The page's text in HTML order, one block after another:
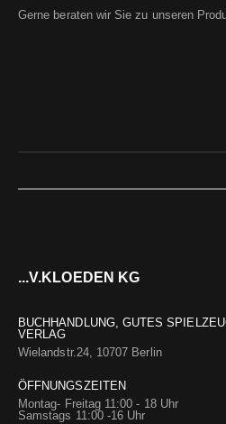
Gerne beraten wir Sie zu unseren
...V.KLOEDEN KG
BUCHHANDLUNG, GUTES
VERLAG
Wielandstr.24, 10707 Berlin
ÖFFNUNGSZEITEN
Montag- Freitag 11:00 - 18 Uhr
Samstags 11:00 -16 Uhr